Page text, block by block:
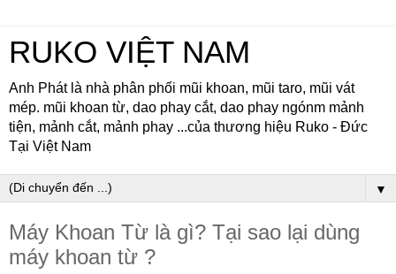
RUKO VIỆT NAM
Anh Phát là nhà phân phối mũi khoan, mũi taro, mũi vát
mép. mũi khoan từ, dao phay cắt, dao phay ngónm mảnh
tiện, mảnh cắt, mảnh phay ...của thương hiệu Ruko - Đức
Tại Việt Nam
▼
Máy Khoan Từ là gì? Tại sao lại dùng
máy khoan từ ?